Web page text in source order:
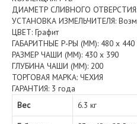
ДИАМЕТР СЛИВНОГО
УСТАНОВКА ИЗМЕЛЬЧИТЕЛЯ:
ЦВЕТ: Графит
ГАБАРИТНЫЕ Р-РЫ (ММ): 480 х 440
РАЗМЕР ЧАШИ (ММ): 430 х 390
ГЛУБИНА ЧАШИ (ММ): 200
ТОРГОВАЯ МАРКА: ЧЕХИЯ
ГАРАНТИЯ: 3 года
Вес
6.3 кг